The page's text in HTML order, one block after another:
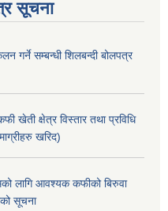
सूचना
गर्ने सम्बन्धी शिलबन्दी बोलपत्र
खेती क्षेत्र विस्तार तथा प्रविधि
खरिद)
लागि आवश्यक कफीको बिरुवा
सूचना